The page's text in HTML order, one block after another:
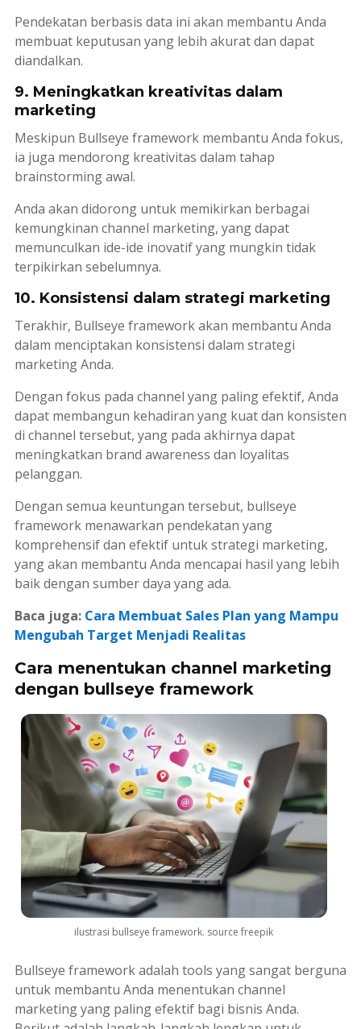
Pendekatan berbasis data ini akan membantu Anda
membuat keputusan yang lebih akurat dan dapat
diandalkan.
9. Meningkatkan kreativitas dalam
marketing
Meskipun Bullseye frameworkmembantu Anda fokus,
ia juga mendorong kreativitas dalam tahap
brainstormingawal.
Anda akan didorong untuk memikirkan berbagai
kemungkinan channel marketing, yang dapat
memunculkan ide-ide inovatif yang mungkin tidak
terpikirkan sebelumnya.
10. Konsistensi dalam strategi marketing
Terakhir, Bullseye frameworkakan membantu Anda
dalam menciptakan konsistensi dalam strategi
marketingAnda.
Dengan fokus pada channel yang paling efektif, Anda
dapat membangun kehadiran yang kuat dan konsisten
di channel tersebut, yang pada akhirnya dapat
meningkatkan brand awareness dan loyalitas
pelanggan.
Dengan semua keuntungan tersebut, bullseye
frameworkmenawarkan pendekatan yang
komprehensif dan efektif untuk strategi marketing,
yang akan membantu Anda mencapai hasil yang lebih
baik dengan sumber daya yang ada.
Baca juga: Cara Membuat Sales Plan yang Mampu
Mengubah Target Menjadi Realitas
Cara menentukan channel marketing
dengan bullseye framework
ilustrasi bullseye framework. source freepik
Bullseye frameworkadalah tools yang sangat berguna
untuk membantu Anda menentukan channel
marketingyang paling efektif bagi bisnis Anda.